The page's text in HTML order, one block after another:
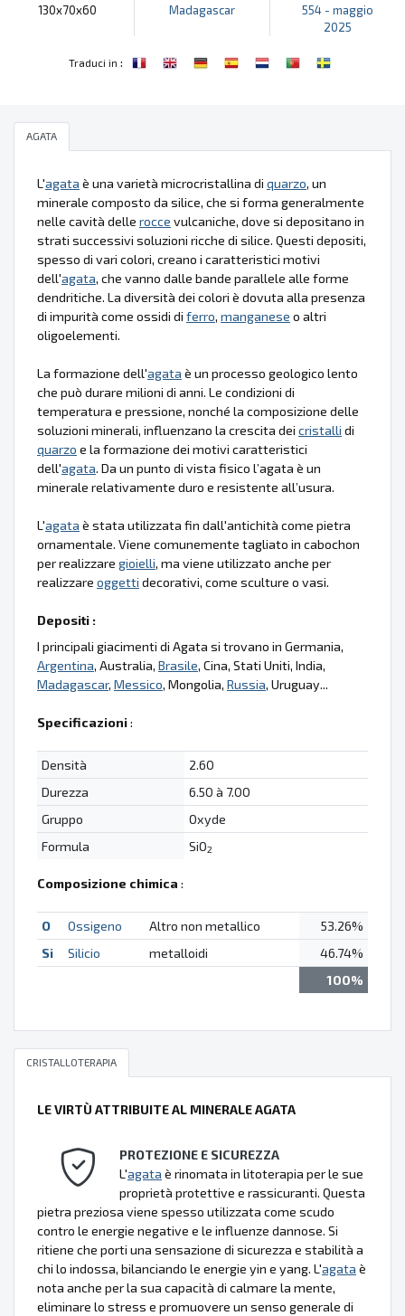
130x70x60 Madagascar
554 - maggio
2025
Traduci in :
AGATA
L'agata è una varietà microcristallina di quarzo, un
minerale composto da silice, che si forma generalmente
nelle cavità delle rocce vulcaniche, dove si depositano in
strati successivi soluzioni ricche di silice. Questi depositi,
spesso di vari colori, creano i caratteristici motivi
dell'agata, che vanno dalle bande parallele alle forme
dendritiche. La diversità dei colori è dovuta alla presenza
di impurità come ossidi di ferro, manganese o altri
oligoelementi.
La formazione dell'agata è un processo geologico lento
che può durare milioni di anni. Le condizioni di
temperatura e pressione, nonché la composizione delle
soluzioni minerali, influenzano la crescita dei cristalli di
quarzo e la formazione dei motivi caratteristici
dell'agata. Da un punto di vista fisico l’agata è un
minerale relativamente duro e resistente all’usura.
L'agata è stata utilizzata fin dall'antichità come pietra
ornamentale. Viene comunemente tagliato in cabochon
per realizzare gioielli, ma viene utilizzato anche per
realizzare oggetti decorativi, come sculture o vasi.
Depositi :
I principali giacimenti di Agata si trovano in Germania,
Argentina, Australia, Brasile, Cina, Stati Uniti, India,
Madagascar, Messico, Mongolia, Russia, Uruguay...
Specificazioni:
Densità
2.60
Durezza
6.50 à 7.00
Gruppo
Oxyde
Formula
SiO2
Composizione chimica :
O Ossigeno Altro non metallico
53.26%
Si
Silicio metalloidi
46.74%
100%
CRISTALLOTERAPIA
LE VIRTÙ ATTRIBUITE AL MINERALE AGATA
PROTEZIONE E SICUREZZA
L'agata è rinomata in litoterapia per le sue
proprietà protettive e rassicuranti. Questa
pietra preziosa viene spesso utilizzata come scudo
contro le energie negative e le influenze dannose. Si
ritiene che porti una sensazione di sicurezza e stabilità a
chi lo indossa, bilanciando le energie yin e yang. L'agata è
nota anche per la sua capacità di calmare la mente,
eliminare lo stress e promuovere un senso generale di